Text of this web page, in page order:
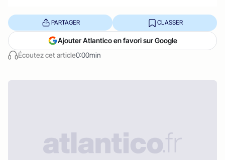
Écoutez cet article0:00min
PARTAGER CLASSER
Ajouter Atlantico en favori sur Google